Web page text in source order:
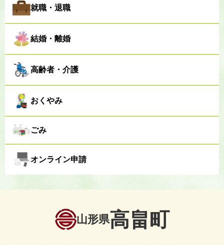
就職・退職
結婚・離婚
高齢者・介護
おくやみ
ごみ
オンライン申請
山形県高畠町